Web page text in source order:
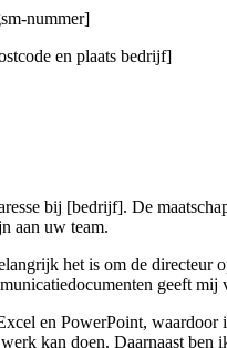
nummer]
en plaats bedrijf]
bij [bedrijf]. De
aan uw team.
het is om de
geeft
en PowerPoint,
kan doen. Daarnaast